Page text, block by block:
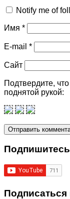
Notify me of
Имя *
E-mail *
Сайт
Подтвердите,
поднятой рукой:
Подписаться